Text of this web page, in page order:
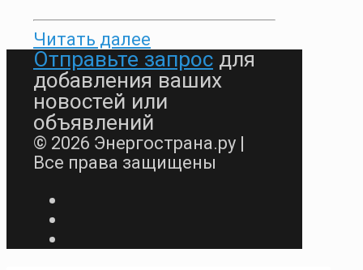
Читать далее
Отправьте запрос для
добавления ваших
новостей или
объявлений
© 2026 Энергострана.ру |
Все права защищены